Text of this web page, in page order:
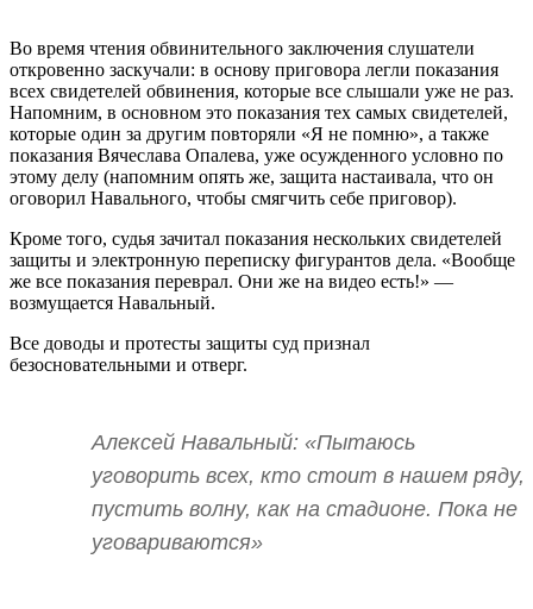
Во время чтения обвинительного заключения слушатели
откровенно заскучали: в основу приговора легли показания
всех свидетелей обвинения, которые все слышали уже не раз.
Напомним, в основном это показания тех самых свидетелей,
которые один за другим повторяли «Я не помню», а также
показания Вячеслава Опалева, уже осужденного условно по
этому делу (напомним опять же, защита настаивала, что он
оговорил Навального, чтобы смягчить себе приговор).
Кроме того, судья зачитал показания нескольких свидетелей
защиты и электронную переписку фигурантов дела. «Вообще
же все показания переврал. Они же на видео есть!» —
возмущается Навальный.
Все доводы и протесты защиты суд признал
безосновательными и отверг.
Алексей Навальный: «Пытаюсь
уговорить всех, кто стоит в нашем ряду,
пустить волну, как на стадионе. Пока не
уговариваются»